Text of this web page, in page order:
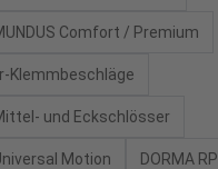
Comfort / Premium
Klemmbeschläge
und Eckschlösser
Motion DORMA